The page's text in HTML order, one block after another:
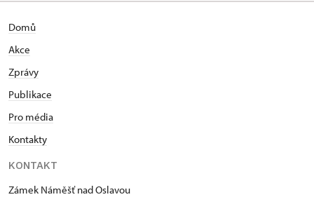
2005 soukromě studoval u prof. Rudolfa Pečmana z
hudební dějiny náměšťského zámku.
Domů
Akce
Zprávy
Publikace
Pro média
Kontakty
KONTAKT
Zámek Náměšť nad Oslavou